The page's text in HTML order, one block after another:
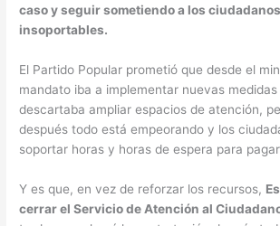
caso y seguir sometiendo a los
insoportables.
El Partido Popular prometió que desde el
mandato iba a implementar nuevas
descartaba ampliar espacios de atención,
después todo está empeorando y los
soportar horas y horas de espera para
Y es que, en vez de reforzar los recursos,
cerrar el Servicio de Atención al